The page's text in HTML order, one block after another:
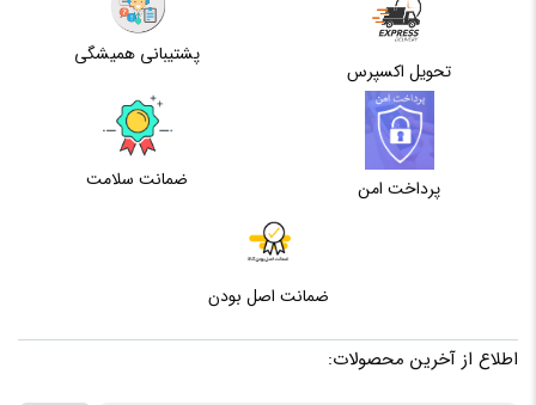
حافظه
اختصاصی
گرافیک
پردازنده
مرکزی
intel
تحویل اکسپرس
پشتیبانی همیشگی
پرداخت امن ضمانت سلامت
ضمانت اصل بودن
اطلاع از آخرین محصولات: